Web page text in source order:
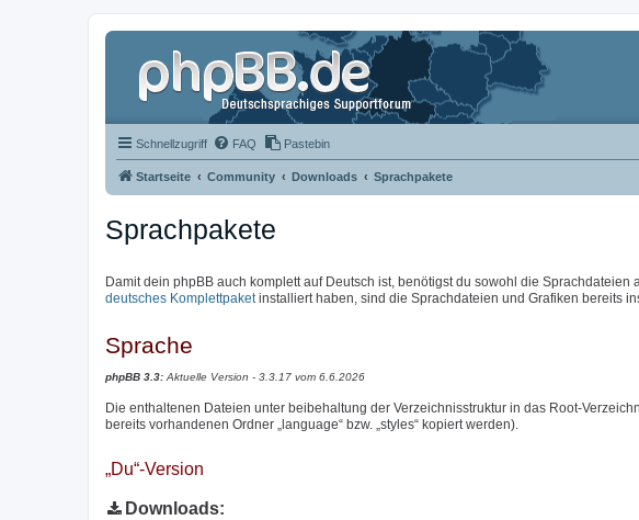
Schnellzugriff FAQ Pastebin
Startseite Community Downloads Sprachpakete
Sprachpakete
Damit dein phpBB auch komplett auf Deutsch ist, benötigst du sowohl die
deutsches Komplettpaketinstalliert haben, sind die Sprachdateien und Grafiken bereits
Sprache
phpBB 3.3:Aktuelle Version - 3.3.17 vom 6.6.2026
Die enthaltenen Dateien unter beibehaltung der Verzeichnisstruktur in das Root-
bereits vorhandenen Ordner „language“ bzw. „styles“ kopiert werden).
„Du“-Version
Downloads: